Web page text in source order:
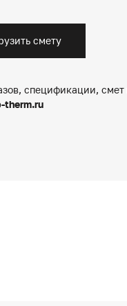
смету
спецификации, смет
therm.ru